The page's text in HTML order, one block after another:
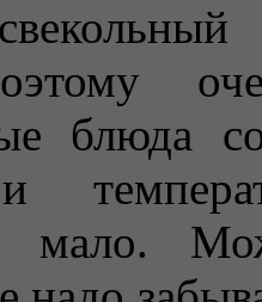
блюда
мало.